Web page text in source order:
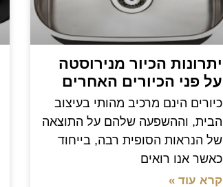
יתרונות הכיור מנירוסטה
על פני הכיורים האחרים
כיורים הינם מרכיב מהותי בעיצוב
הבית, וההשפעה שלהם על התוצאה
של הנראות הסופית רבה, בייחוד
כאשר אנו רואים
קרא עוד »